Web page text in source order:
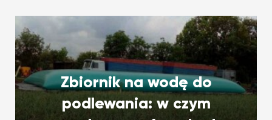
Zbiornik na wodę do
podlewania: w czym